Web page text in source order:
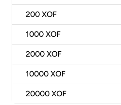
200 XOF
1000 XOF
2000 XOF
10000 XOF
20000 XOF